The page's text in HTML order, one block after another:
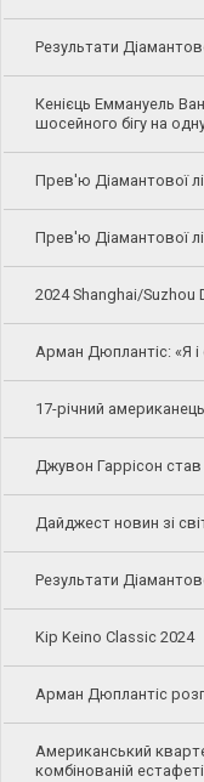
Результати
Кенієць Еммануель
шосейного бігу на
Прев'ю Діамантової
Прев'ю Діамантової
2024 Shanghai/Suzhou
Арман Дюплантіс: «Я і
17-річний
Джувон Гаррісон став
Дайджест новин зі
Результати
Kip Keino Classic 2024
Арман Дюплантіс
Американський
комбінованій естафеті